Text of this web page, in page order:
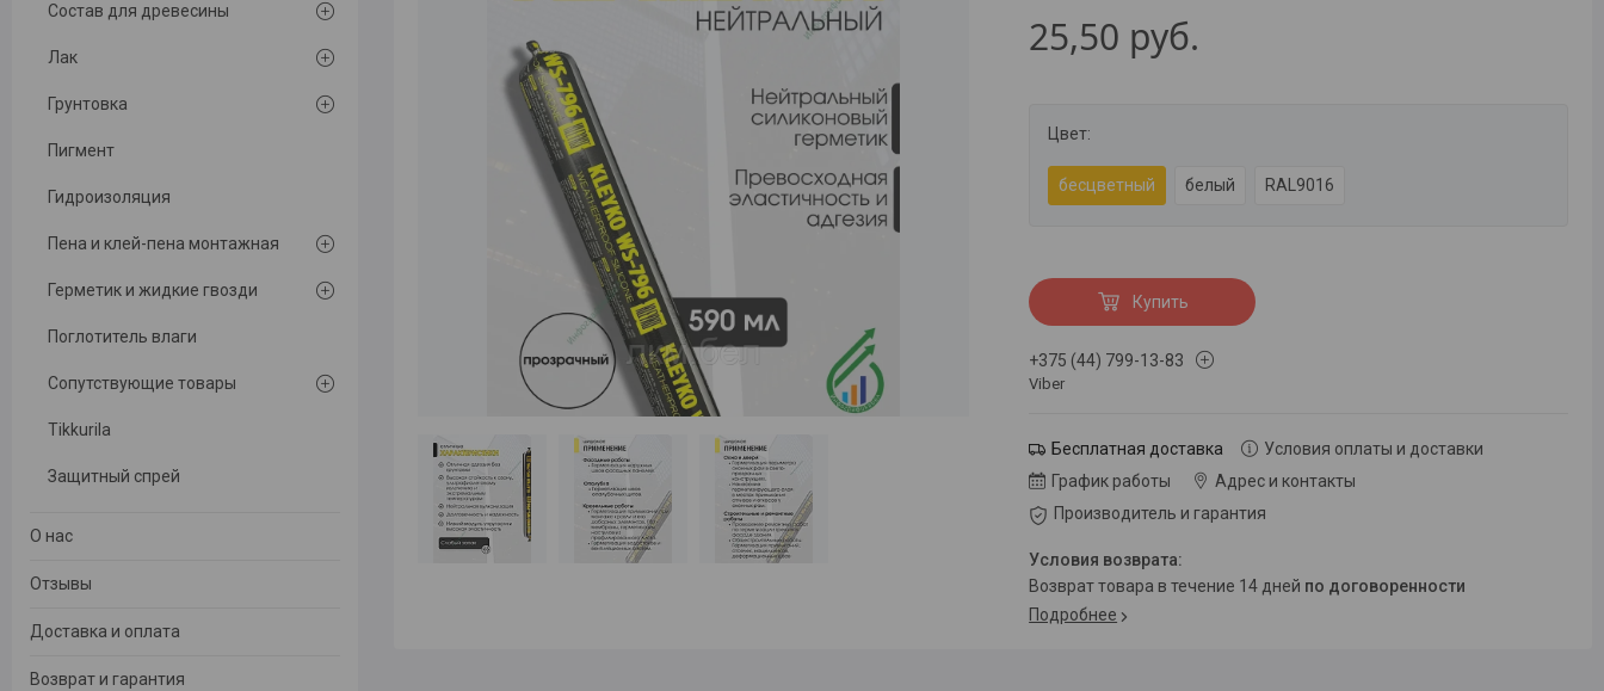
25,50 руб.
Цвет:
бесцветный белый RAL9016
Купить
+375 (44) 799-13-83
Viber
Бесплатная доставка
Условия оплаты и доставки
График работы
Адрес и контакты
Производитель и гарантия
возврат товара в течение 14 дней по договоренности
Подробнее
Состав для древесины
Лак
Грунтовка
Пигмент
Гидроизоляция
Пена и клей-пена монтажная
Герметик и жидкие гвозди
Поглотитель влаги
Сопутствующие товары
Tikkurila
Защитный спрей
О нас
Отзывы
Доставка и оплата
Возврат и гарантия